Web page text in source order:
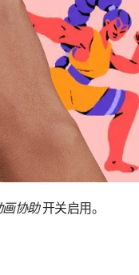
协助开关启用。